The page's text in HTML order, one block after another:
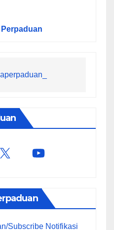
Subscribe Notifikasi